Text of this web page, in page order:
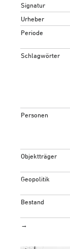
Signatur
Urheber
Periode
Schlagwörter
Personen
Objektträger
Geopolitik
Bestand
→